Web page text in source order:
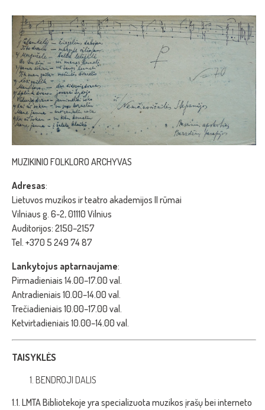
MUZIKINIO FOLKLORO ARCHYVAS
Adresas:
Lietuvos muzikos ir teatro akademijos II rūmai
Vilniaus g. 6-2, 01110 Vilnius
Auditorijos: 2150–2157
Tel. +370 5 249 74 87
Lankytojus aptarnaujame:
Pirmadieniais 14.00–17.00 val.
Antradieniais 10.00–14.00 val.
Trečiadieniais 10.00–17.00 val.
Ketvirtadieniais 10.00–14.00 val.
TAISYKLĖS
BENDROJI DALIS
1.1. LMTA Bibliotekoje yra specializuota muzikos įrašų bei interneto